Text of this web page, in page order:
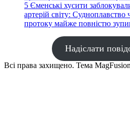
5 Єменські хусити
артерій світу:
протоку майже повністю
Надіслати
Всі права захищено. Тема